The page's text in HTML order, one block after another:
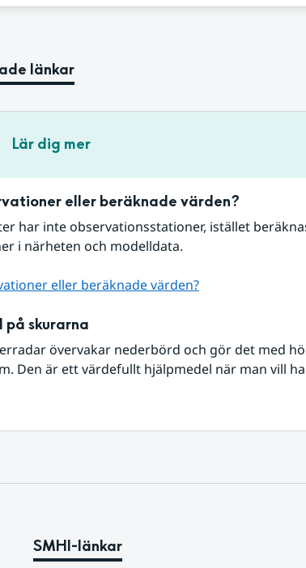
länkar
Lär dig mer
eller beräknade värden?
har inte observationsstationer, istället
i närheten och modelldata.
eller beräknade värden?
på skurarna
övervakar nederbörd och gör det med
Den är ett värdefullt hjälpmedel när man vill
SMHI-länkar